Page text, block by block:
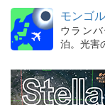
モンゴ
ウラン
泊。光害